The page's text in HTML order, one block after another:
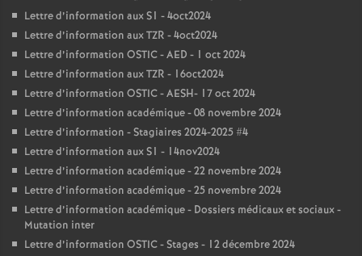
Lettre d’information aux S1 - 4oct2024
Lettre d’information aux TZR - 4oct2024
Lettre d’information OSTIC - AED - 1 oct 2024
Lettre d’information aux TZR - 16oct2024
Lettre d’information OSTIC - AESH- 17 oct 2024
Lettre d’information académique - 08 novembre 2024
Lettre d’information - Stagiaires 2024-2025 #4
Lettre d’information aux S1 - 14nov2024
Lettre d’information académique - 22 novembre 2024
Lettre d’information académique - 25 novembre 2024
Lettre d’information académique - Dossiers médicaux et sociaux -
Mutation inter
Lettre d’information OSTIC - Stages - 12 décembre 2024